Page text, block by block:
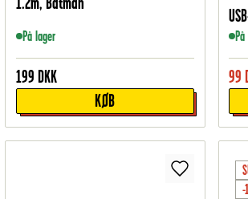
På lager
199 DKK
KØB
99
-